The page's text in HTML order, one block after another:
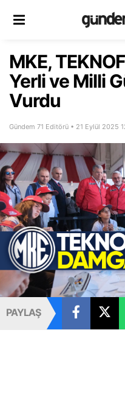
MKE,
Yerli ve Milli
Vurdu
Gündem 71 Editörü • 21 Eylül 2025
PAYLAŞ